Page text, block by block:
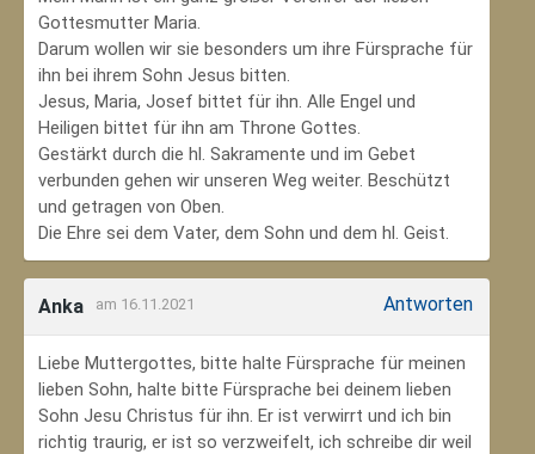
Gottesmutter Maria.
Darum wollen wir sie besonders um ihre Fürsprache für
ihn bei ihrem Sohn Jesus bitten.
Jesus, Maria, Josef bittet für ihn. Alle Engel und
Heiligen bittet für ihn am Throne Gottes.
Gestärkt durch die hl. Sakramente und im Gebet
verbunden gehen wir unseren Weg weiter. Beschützt
und getragen von Oben.
Die Ehre sei dem Vater, dem Sohn und dem hl. Geist.
Anka am 16.11.2021 Antworten
Liebe Muttergottes, bitte halte Fürsprache für meinen
lieben Sohn, halte bitte Fürsprache bei deinem lieben
Sohn Jesu Christus für ihn. Er ist verwirrt und ich bin
richtig traurig, er ist so verzweifelt, ich schreibe dir weil